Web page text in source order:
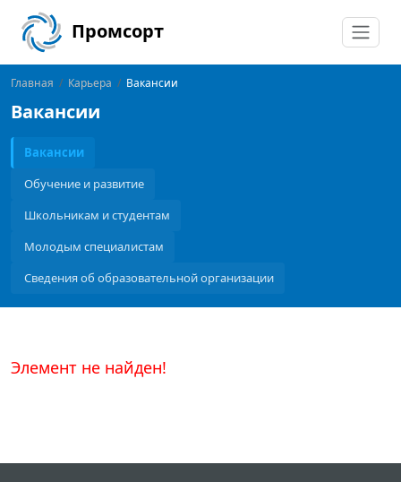
Промсорт
Главная / Карьера / Вакансии
Вакансии
Вакансии
Обучение и развитие
Школьникам и студентам
Молодым специалистам
Сведения об образовательной организации
Элемент не найден!